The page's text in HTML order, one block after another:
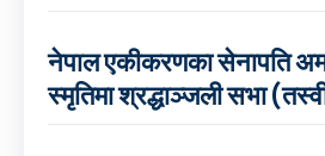
नेपाल एकीकरणका सेनापति
स्मृतिमा श्रद्धाञ्जली सभा